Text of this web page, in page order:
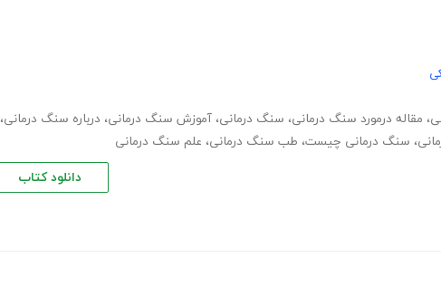
، مقاله درمورد سنگ درمانی، سنگ درمانی، آموزش سنگ درمانی، درباره سنگ درمانی،
، سنگ درمانی چیست، طب سنگ درمانی، علم سنگ درمانی
دانلود کتاب